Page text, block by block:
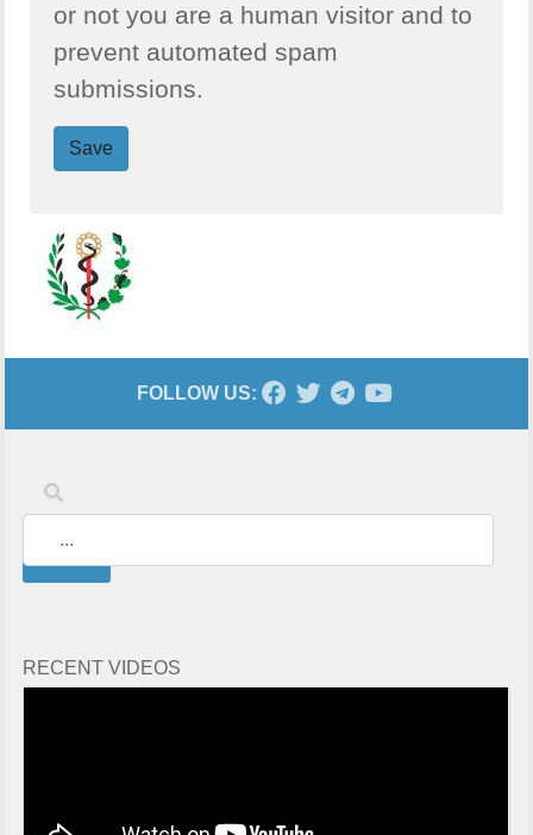
or not you are a human visitor and to
prevent automated spam
submissions.
Save
FOLLOW US:
Keywords
RECENT VIDEOS